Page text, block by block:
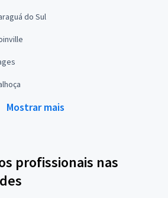
do Sul
Mostrar mais
profissionais nas